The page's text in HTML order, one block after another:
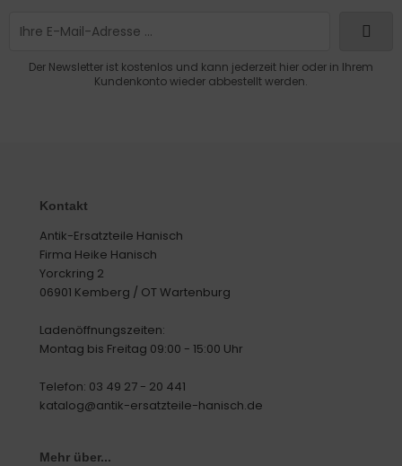
Der Newsletter ist kostenlos und kann jederzeit hier oder in Ihrem
Kundenkonto wieder abbestellt werden.
Kontakt
Antik-Ersatzteile Hanisch
Firma Heike Hanisch
Yorckring 2
06901 Kemberg / OT Wartenburg
Ladenöffnungszeiten:
Montag bis Freitag 09:00 - 15:00 Uhr
Telefon: 03 49 27 - 20 441
katalog@antik-ersatzteile-hanisch.de
Mehr über...